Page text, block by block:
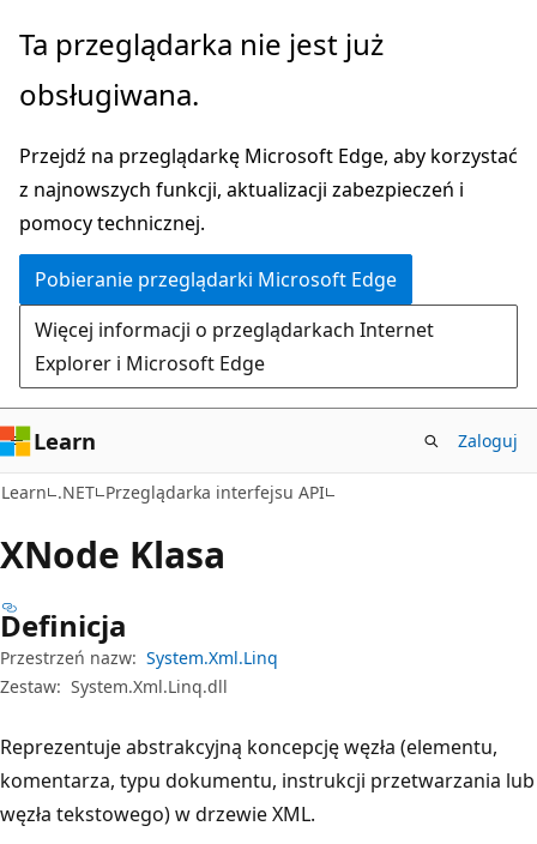
Przejdź
głównej
Przejdź
nawigacji
stronie
Ta przeglądarka nie jest już
obsługiwana.
Przejdź na przeglądarkę Microsoft Edge, aby korzystać
z najnowszych funkcji, aktualizacji zabezpieczeń i
pomocy technicznej.
Pobieranie przeglądarki Microsoft Edge
Więcej informacji o przeglądarkach Internet
Explorer i Microsoft Edge
Learn Zaloguj
Learn .NET Przeglądarka interfejsu API
XNode Klasa
Definicja
Przestrzeń nazw: System.Xml.Linq
Zestaw: System.Xml.Linq.dll
Reprezentuje abstrakcyjną koncepcję węzła (elementu,
komentarza, typu dokumentu, instrukcji przetwarzania lub
węzła tekstowego) w drzewie XML.